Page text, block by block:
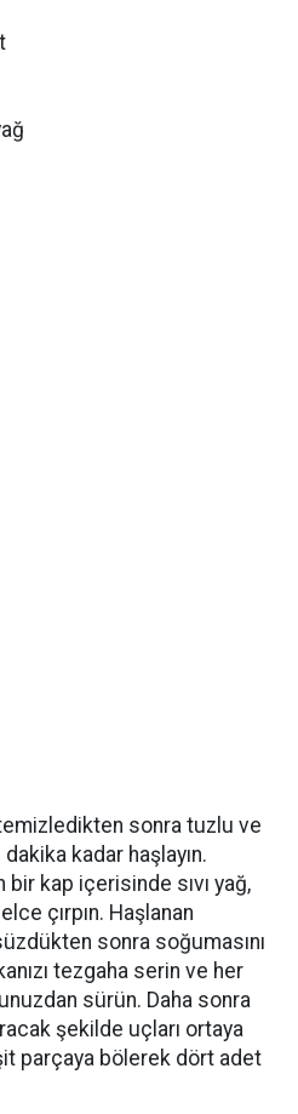
temizledikten sonra tuzlu ve
kadar haşlayın.
bir kap içerisinde sıvı yağ,
çırpın. Haşlanan
sonra soğumasını
tezgaha serin ve her
sürün. Daha sonra
şekilde uçları ortaya
parçaya bölerek dört adet